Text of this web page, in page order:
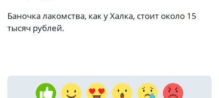
Баночка лакомства, как у Халка, стоит около 15
тысяч рублей.